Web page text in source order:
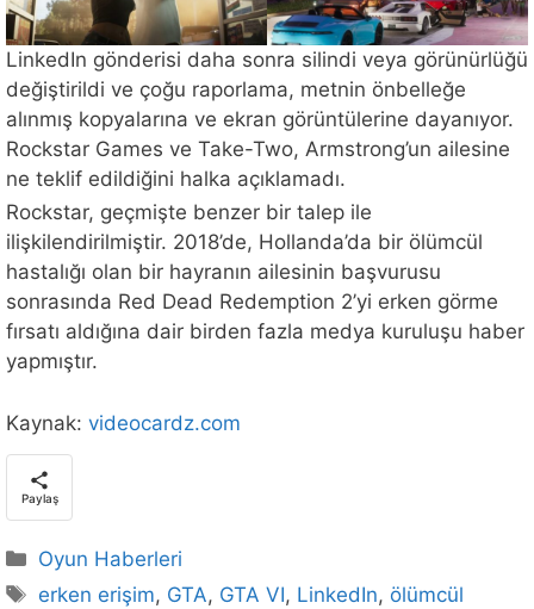
LinkedIn gönderisi daha sonra silindi veya görünürlüğü
değiştirildi ve çoğu raporlama, metnin önbelleğe
alınmış kopyalarına ve ekran görüntülerine dayanıyor.
Rockstar Games ve Take-Two, Armstrong’un ailesine
ne teklif edildiğini halka açıklamadı.
Rockstar, geçmişte benzer bir talep ile
ilişkilendirilmiştir. 2018’de, Hollanda’da bir ölümcül
hastalığı olan bir hayranın ailesinin başvurusu
sonrasında Red Dead Redemption 2’yi erken görme
fırsatı aldığına dair birden fazla medya kuruluşu haber
yapmıştır.
Kaynak: videocardz.com
Paylaş
Kategoriler
Oyun Haberleri
Etiketler
erken erişim, GTA, GTA VI, LinkedIn, ölümcül